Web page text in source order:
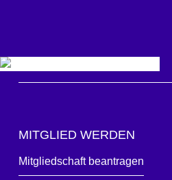
MITGLIED WERDEN
Mitgliedschaft beantragen